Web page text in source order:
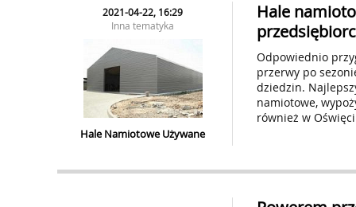
2021-04-22, 16:29
Inna tematyka
Hale Namiotowe Używane
Hale
Odpowiednio
przerwy po
dziedzin.
namiotowe,
również w